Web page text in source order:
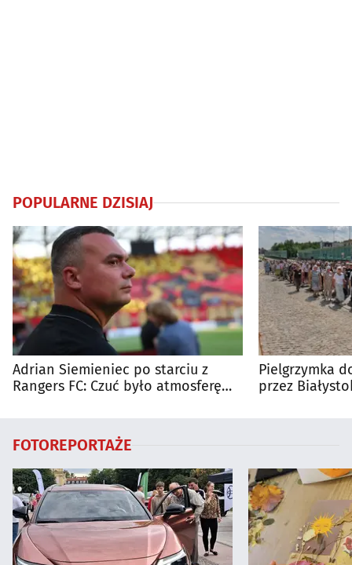
POPULARNE DZISIAJ
Adrian Siemieniec po starciu z
Rangers FC: Czuć było atmosferę
Pielgrzymka
przez
FOTOREPORTAŻE